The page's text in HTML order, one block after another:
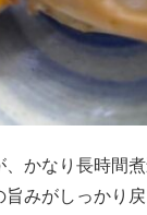
、かなり長時間
旨みがしっかり